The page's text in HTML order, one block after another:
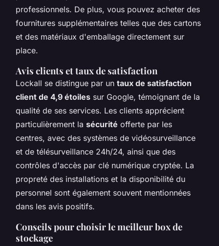
professionnels. De plus, vous pouvez acheter des
fournitures supplémentaires telles que des cartons
et des matériaux d'emballage directement sur
place.
Avis clients et taux de satisfaction
Lockall se distingue par un taux de satisfaction
client de 4,9 étoiles sur Google, témoignant de la
qualité de ses services. Les clients apprécient
particulièrement la sécurité offerte par les
centres, avec des systèmes de vidéosurveillance
et de télésurveillance 24h/24, ainsi que des
contrôles d'accès par clé numérique cryptée. La
propreté des installations et la disponibilité du
personnel sont également souvent mentionnées
dans les avis positifs.
Conseils pour choisir le meilleur box de
stockage